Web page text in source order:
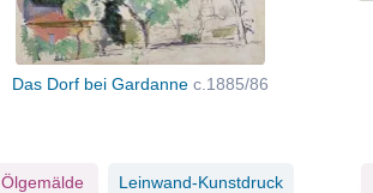
Das Dorf bei Gardanne c.1885/86
Ölgemälde
Leinwand-Kunstdruck